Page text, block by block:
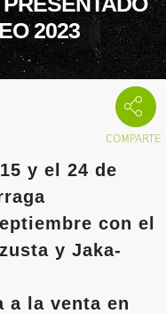
2023
y el 24 de
con el
y Jaka-
a la venta en